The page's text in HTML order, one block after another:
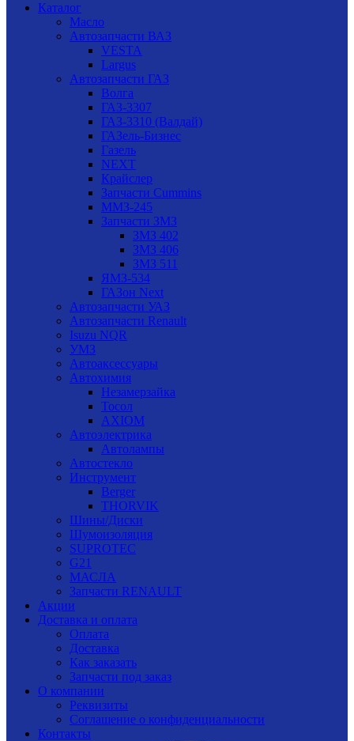
Каталог
Масло
Автозапчасти ВАЗ
VESTA
Largus
Автозапчасти ГАЗ
Волга
ГАЗ-3307
ГАЗ-3310 (Валдай)
ГАЗель-Бизнес
Газель
NEXT
Крайслер
Запчасти Cummins
ММЗ-245
Запчасти ЗМЗ
ЗМЗ 402
ЗМЗ 406
ЗМЗ 511
ЯМЗ-534
ГАЗон Next
Автозапчасти УАЗ
Автозапчасти Renault
Isuzu NQR
УМЗ
Автоаксессуары
Автохимия
Незамерзайка
Тосол
AXIOM
Автоэлектрика
Автолампы
Автостекло
Инструмент
Berger
THORVIK
Шины/Диски
Шумоизоляция
SUPROTEC
G21
МАСЛА
Запчасти RENAULT
Акции
Доставка и оплата
Оплата
Доставка
Как заказать
Запчасти под заказ
О компании
Реквизиты
Соглашение о конфиденциальности
Контакты